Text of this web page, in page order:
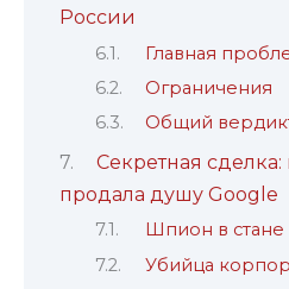
России
Главная
Ограничения
Общий
Секретная
продала душу Google
Шпион в стане
Убийца